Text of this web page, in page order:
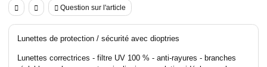
Question sur l'article
Lunettes de protection / sécurité avec dioptries
Lunettes correctrices - filtre UV 100 % - anti-rayures - branches